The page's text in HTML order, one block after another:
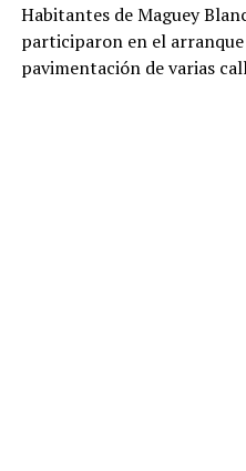
Habitantes de Maguey
participaron en el
pavimentación de varias